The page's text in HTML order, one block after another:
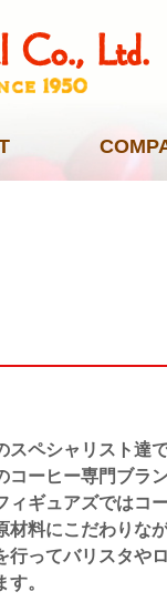
スペシャリスト達
コーヒー専門ブラン
ィギュアズではコ
材料にこだわりなが
行ってバリスタや
す。